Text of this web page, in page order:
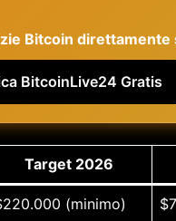
Bitcoin direttamente
BitcoinLive24 Gratis
Target 2026
(minimo)